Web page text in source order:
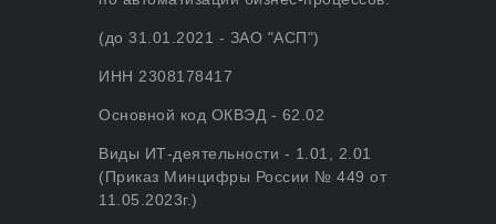
(до 31.01.2021 - ЗАО "АСП")
ИНН 2308178417
Основной код ОКВЭД - 62.02
Виды ИТ-деятельности - 1.01, 2.01
(Приказ Минцифры России № 449 от
11.05.2023г.)